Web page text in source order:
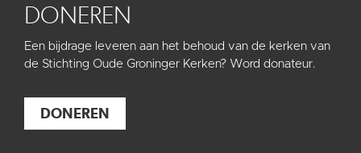
DONEREN
Een bijdrage leveren aan het behoud van de kerken van
de Stichting Oude Groninger Kerken? Word donateur.
DONEREN